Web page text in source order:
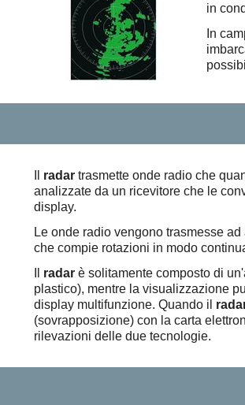
in
In
radartrasmette onde radio che
analizzate da un ricevitore che le
display.
Le onde radio vengono trasmesse
che compie rotazioni in modo
radarè solitamente composto di
plastico), mentre la visualizzazione
display multifunzione. Quando il
(sovrapposizione) con la carta
rilevazioni delle due tecnologie.